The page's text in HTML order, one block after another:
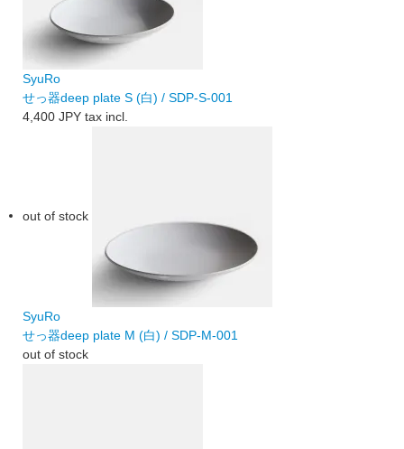
SyuRo
せっ器deep plate S (白) / SDP-S-001
4,400 JPY tax incl.
out of stock
SyuRo
せっ器deep plate M (白) / SDP-M-001
out of stock